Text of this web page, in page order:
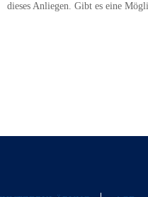
dieses Anliegen. Gibt es eine